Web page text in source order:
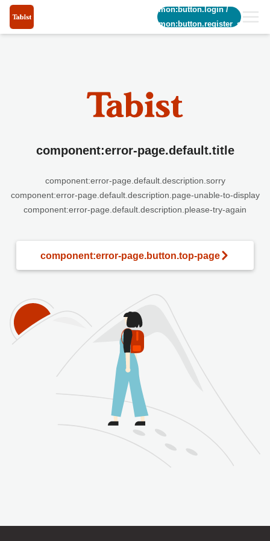
common:button.login/
common:button.register_short
component:error-page.default.title
component:error-page.default.description.sorry
component:error-page.default.description.page-unable-to-display
component:error-page.default.description.please-try-again
component:error-page.button.top-page